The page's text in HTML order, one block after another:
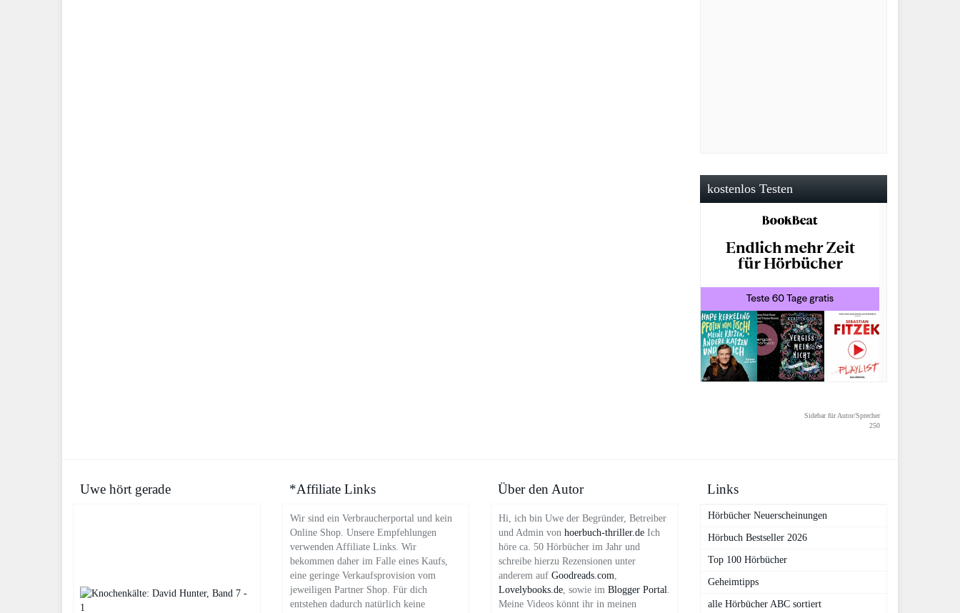
kostenlos Testen
Sidebar für Autor/Sprecher
250
Uwe hört gerade *Affiliate Links
Wir sind ein Verbraucherportal und kein
Online Shop. Unsere Empfehlungen
verwenden Affiliate Links. Wir
bekommen daher im Falle eines Kaufs,
eine geringe Verkaufsprovision vom
jeweiligen Partner Shop. Für dich
entstehen dadurch natürlich keine
Über den Autor
Hi, ich bin Uwe der Begründer, Betreiber
und Admin von hoerbuch-thriller.de Ich
höre ca. 50 Hörbücher im Jahr und
schreibe hierzu Rezensionen unter
anderem auf Goodreads.com,
Lovelybooks.de, sowie im Blogger Portal.
Meine Videos könnt ihr in meinen
Links
Hörbücher Neuerscheinungen
Hörbuch Bestseller 2026
Top 100 Hörbücher
Geheimtipps
alle Hörbücher ABC sortiert